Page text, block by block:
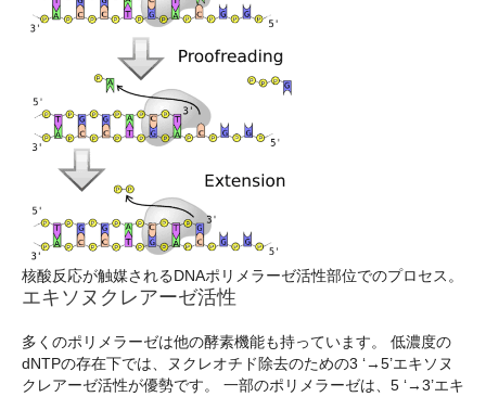
核酸反応が触媒されるDNAポリメラーゼ活性部位でのプロセス。
エキソヌクレアーゼ活性
多くのポリメラーゼは他の酵素機能も持っています。 低濃度の
dNTPの存在下では、ヌクレオチド除去のための3 ‘→5’エキソヌ
クレアーゼ活性が優勢です。 一部のポリメラーゼは、5 ‘→3’エキ